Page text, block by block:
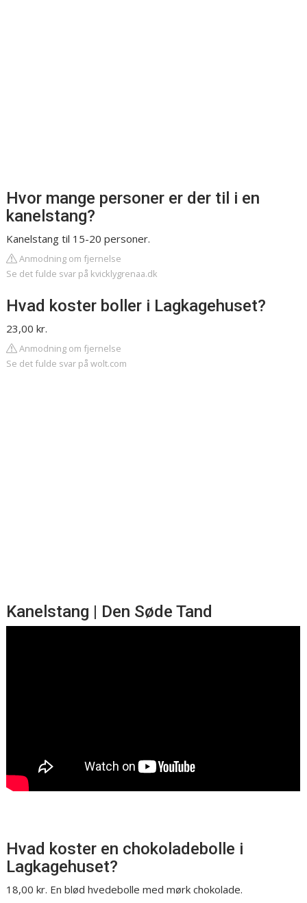
Hvor mange personer er der til i en
kanelstang?
Kanelstang til 15-20 personer.
Anmodning om fjernelse
Se det fulde svar på kvicklygrenaa.dk
Hvad koster boller i Lagkagehuset?
23,00 kr.
Anmodning om fjernelse
Se det fulde svar på wolt.com
Kanelstang | Den Søde Tand
Hvad koster en chokoladebolle i
Lagkagehuset?
18,00 kr. En blød hvedebolle med mørk chokolade.